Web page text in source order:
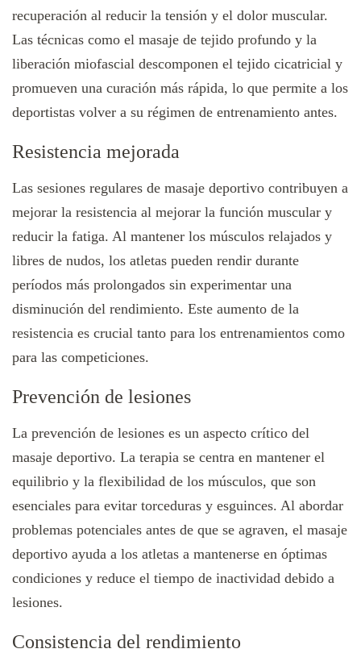
recuperación al reducir la tensión y el dolor muscular.
Las técnicas como el masaje de tejido profundo y la
liberación miofascial descomponen el tejido cicatricial y
promueven una curación más rápida, lo que permite a los
deportistas volver a su régimen de entrenamiento antes.
Resistencia mejorada
Las sesiones regulares de masaje deportivo contribuyen a
mejorar la resistencia al mejorar la función muscular y
reducir la fatiga. Al mantener los músculos relajados y
libres de nudos, los atletas pueden rendir durante
períodos más prolongados sin experimentar una
disminución del rendimiento. Este aumento de la
resistencia es crucial tanto para los entrenamientos como
para las competiciones.
Prevención de lesiones
La prevención de lesiones es un aspecto crítico del
masaje deportivo. La terapia se centra en mantener el
equilibrio y la flexibilidad de los músculos, que son
esenciales para evitar torceduras y esguinces. Al abordar
problemas potenciales antes de que se agraven, el masaje
deportivo ayuda a los atletas a mantenerse en óptimas
condiciones y reduce el tiempo de inactividad debido a
lesiones.
Consistencia del rendimiento